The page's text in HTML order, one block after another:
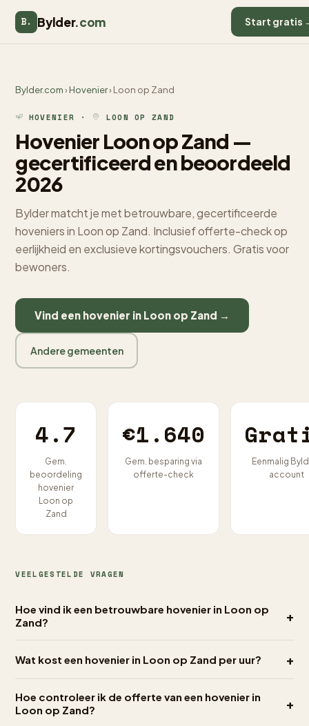
B. Bylder.com Start gratis
Bylder.com›Hovenier› Loon op Zand
HOVENIER · LOON OP ZAND
Hovenier Loon op Zand —
gecertificeerd en beoordeeld
2026
Bylder matcht je met betrouwbare, gecertificeerde
hoveniers in Loon op Zand. Inclusief offerte-check op
eerlijkheid en exclusieve kortingsvouchers. Gratis voor
bewoners.
Vind een hovenier in Loon op Zand →
Andere gemeenten
4.7
Gem.
beoordeling
hovenier
Loon op
Zand
€1.640
Gem. besparing via
offerte-check
Eenmalig
account
VEELGESTELDE VRAGEN
Hoe vind ik een betrouwbare hovenier in Loon op
Zand?
+
Wat kost een hovenier in Loon op Zand per uur? +
Hoe controleer ik de offerte van een hovenier in
Loon op Zand?
+